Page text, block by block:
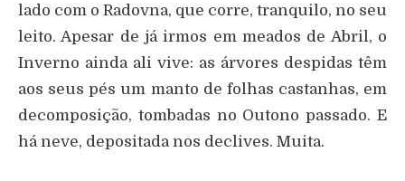
lado com o Radovna, que corre, tranquilo, no seu
leito. Apesar de já irmos em meados de Abril, o
Inverno ainda ali vive: as árvores despidas têm
aos seus pés um manto de folhas castanhas, em
decomposição, tombadas no Outono passado. E
há neve, depositada nos declives. Muita.